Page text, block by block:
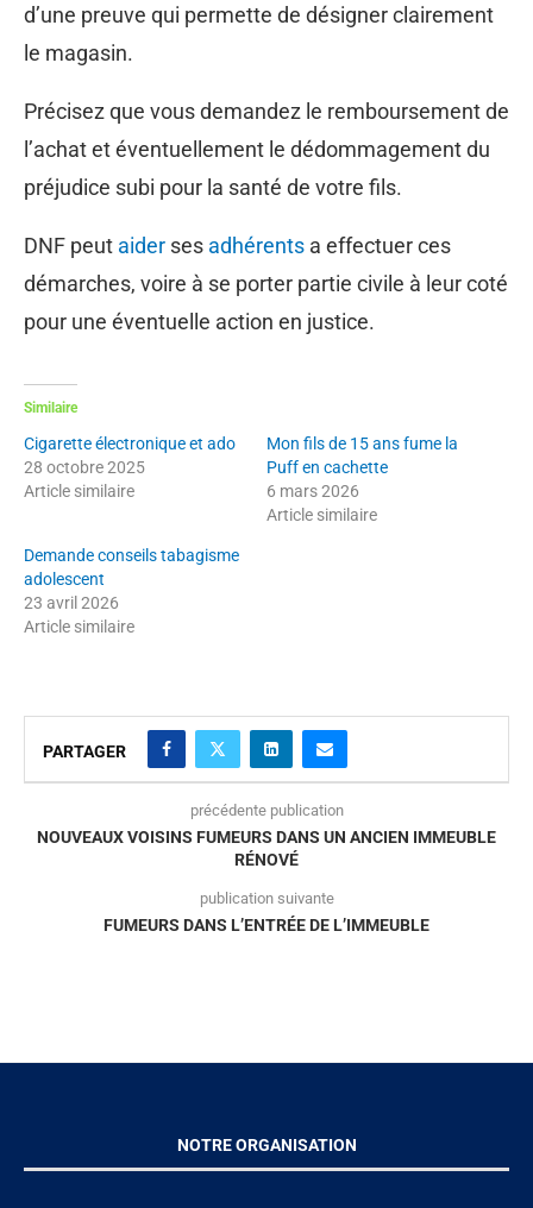
d’une preuve qui permette de désigner clairement
le magasin.
Précisez que vous demandez le remboursement de
l’achat et éventuellement le dédommagement du
préjudice subi pour la santé de votre fils.
DNF peut aider ses adhérents a effectuer ces
démarches, voire à se porter partie civile à leur coté
pour une éventuelle action en justice.
Similaire
Cigarette électronique et ado
28 octobre 2025
Article similaire
Mon fils de 15 ans fume la
Puff en cachette
6 mars 2026
Article similaire
Demande conseils tabagisme
adolescent
23 avril 2026
Article similaire
PARTAGER
précédente publication
NOUVEAUX VOISINS FUMEURS DANS UN ANCIEN IMMEUBLE
RÉNOVÉ
publication suivante
FUMEURS DANS L’ENTRÉE DE L’IMMEUBLE
NOTRE ORGANISATION